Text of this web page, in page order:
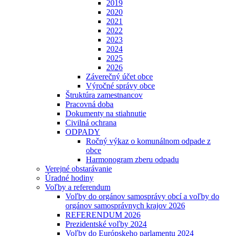
2019
2020
2021
2022
2023
2024
2025
2026
Záverečný účet obce
Výročné správy obce
Štruktúra zamestnancov
Pracovná doba
Dokumenty na stiahnutie
Civilná ochrana
ODPADY
Ročný výkaz o komunálnom odpade z
obce
Harmonogram zberu odpadu
Verejné obstarávanie
Úradné hodiny
Voľby a referendum
Voľby do orgánov samosprávy obcí a voľby do
orgánov samosprávnych krajov 2026
REFERENDUM 2026
Prezidentské voľby 2024
Voľby do Európskeho parlamentu 2024